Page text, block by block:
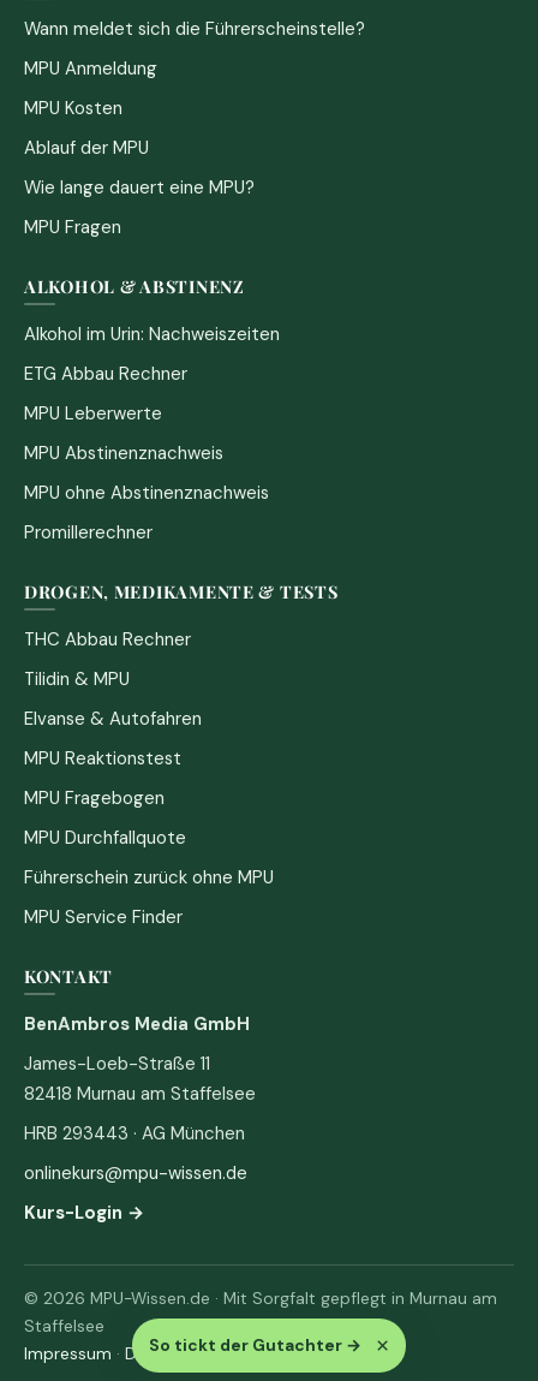
So tickt der Gutachter → ×
Wann meldet sich die Führerscheinstelle?
MPU Anmeldung
MPU Kosten
Ablauf der MPU
Wie lange dauert eine MPU?
MPU Fragen
ALKOHOL & ABSTINENZ
Alkohol im Urin: Nachweiszeiten
ETG Abbau Rechner
MPU Leberwerte
MPU Abstinenznachweis
MPU ohne Abstinenznachweis
Promillerechner
DROGEN, MEDIKAMENTE & TESTS
THC Abbau Rechner
Tilidin & MPU
Elvanse & Autofahren
MPU Reaktionstest
MPU Fragebogen
MPU Durchfallquote
Führerschein zurück ohne MPU
MPU Service Finder
KONTAKT
BenAmbros Media GmbH
James-Loeb-Straße 11
82418 Murnau am Staffelsee
HRB 293443 · AG München
onlinekurs@mpu-wissen.de
Kurs-Login →
© 2026 MPU-Wissen.de · Mit Sorgfalt gepflegt in Murnau am
Staffelsee
Impressum · Datenschutz & AGB